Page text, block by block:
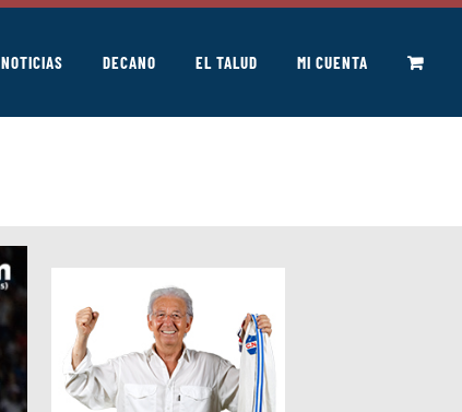
NOTICIAS DECANO EL TALUD MI CUENTA